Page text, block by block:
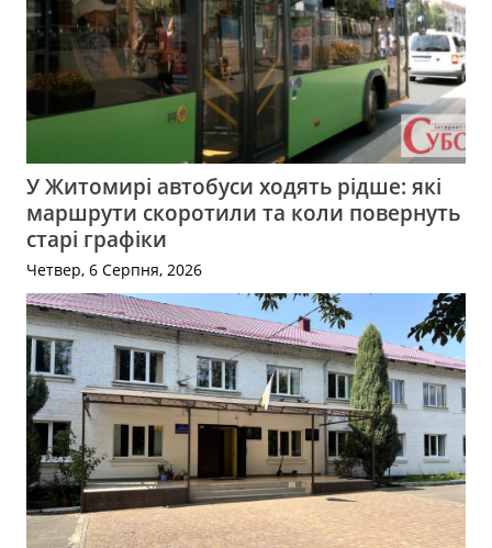
У Житомирі автобуси ходять рідше: які
маршрути скоротили та коли повернуть
старі графіки
Четвер, 6 Серпня, 2026